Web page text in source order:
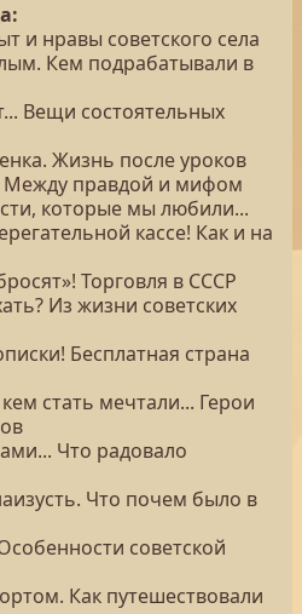
и нравы советского села
Кем подрабатывали в
Вещи состоятельных
Жизнь после уроков
Между правдой и мифом
которые мы любили...
кассе! Как и на
Торговля в СССР
Из жизни советских
Бесплатная страна
стать мечтали... Герои
Что радовало
Что почем было в
советской
Как путешествовали